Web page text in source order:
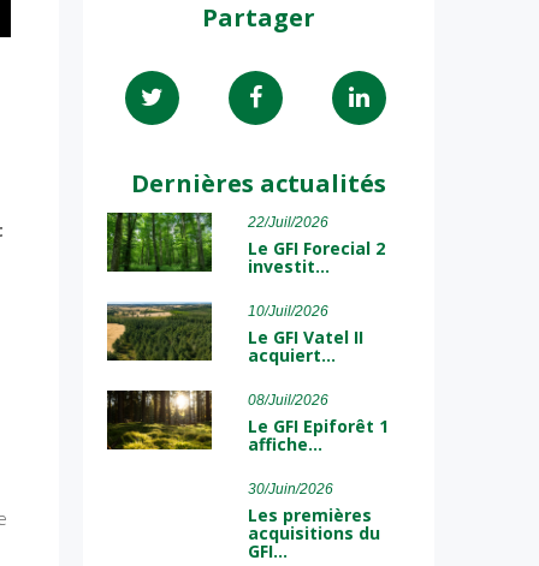
Partager
Dernières actualités
22/Juil/2026
Le GFI Forecial 2
investit…
10/Juil/2026
Le GFI Vatel II
acquiert…
08/Juil/2026
Le GFI Epiforêt 1
affiche…
30/Juin/2026
Les premières
acquisitions du
GFI…